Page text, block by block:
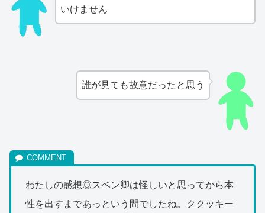
いけません
誰が見ても故意だったと思う
わたしの感想◎スベン卿は怪しいと思ってから本
性を出すまであっという間でしたね。ククッキー